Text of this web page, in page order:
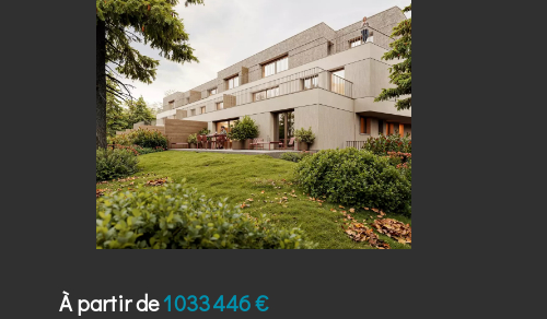
À partir de1 033 446 €